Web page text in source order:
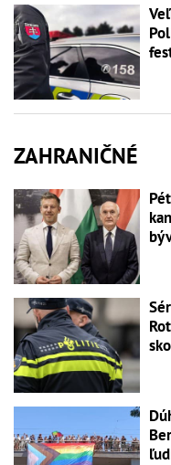
ZAHRANIČNÉ